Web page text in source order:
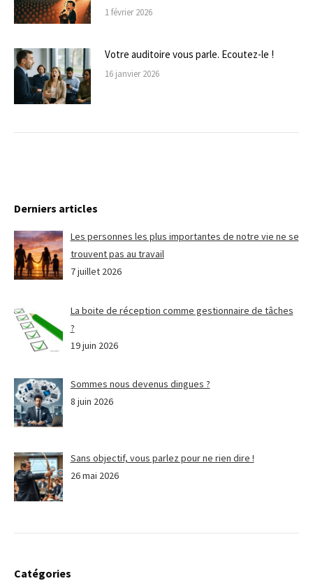
1 février 2026
Votre auditoire vous parle. Ecoutez-le !
16 janvier 2026
Derniers articles
Les personnes les plus importantes de notre vie ne se
trouvent pas au travail
7 juillet 2026
La boite de réception comme gestionnaire de tâches
?
19 juin 2026
Sommes nous devenus dingues ?
8 juin 2026
Sans objectif, vous parlez pour ne rien dire !
26 mai 2026
Catégories